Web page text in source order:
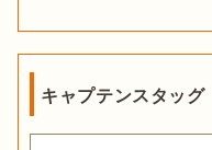
キャプテンスタッ